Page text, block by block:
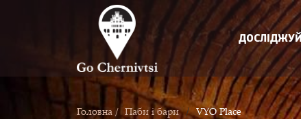
ДОСЛІДЖУЙ
Головна / Паби і бари / VYO Place